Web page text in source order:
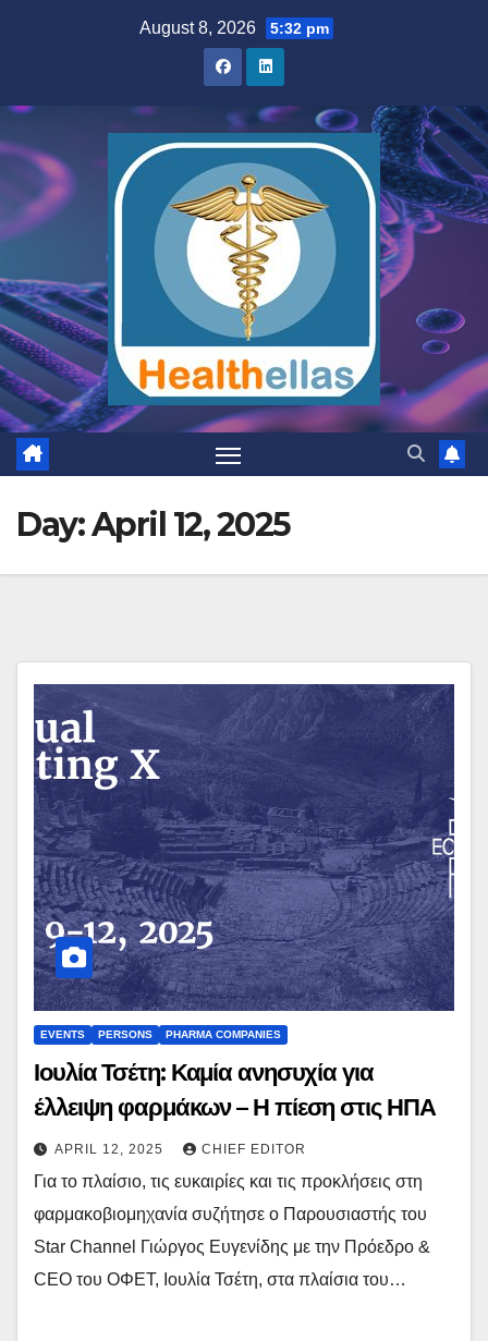
August 8, 2026 5:32 pm
Day:April 12, 2025
EVENTS PERSONS PHARMA COMPANIES
Ιουλία Τσέτη: Καμία ανησυχία για
έλλειψη φαρμάκων – Η πίεση στις ΗΠΑ
APRIL 12, 2025 CHIEF EDITOR
Για το πλαίσιο, τις ευκαιρίες και τις προκλήσεις στη
φαρμακοβιομηχανία συζήτησε ο Παρουσιαστής του
Star Channel Γιώργος Ευγενίδης με την Πρόεδρο &
CEO του ΟΦΕΤ, Ιουλία Τσέτη, στα πλαίσια του…